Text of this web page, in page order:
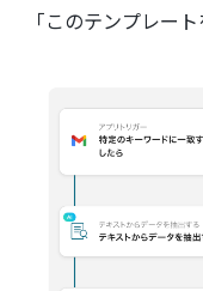
「このテンプレー